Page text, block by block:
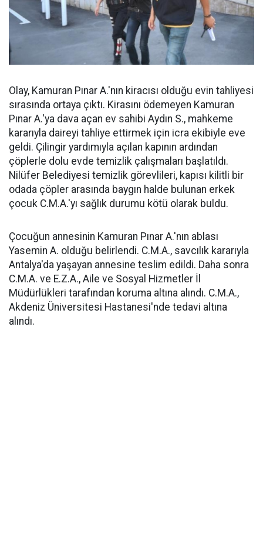
Olay, Kamuran Pınar A.'nın kiracısı olduğu evin tahliyesi
sırasında ortaya çıktı. Kirasını ödemeyen Kamuran
Pınar A.'ya dava açan ev sahibi Aydın S., mahkeme
kararıyla daireyi tahliye ettirmek için icra ekibiyle eve
geldi. Çilingir yardımıyla açılan kapının ardından
çöplerle dolu evde temizlik çalışmaları başlatıldı.
Nilüfer Belediyesi temizlik görevlileri, kapısı kilitli bir
odada çöpler arasında baygın halde bulunan erkek
çocuk C.M.A.'yı sağlık durumu kötü olarak buldu.
Çocuğun annesinin Kamuran Pınar A.'nın ablası
Yasemin A. olduğu belirlendi. C.M.A., savcılık kararıyla
Antalya'da yaşayan annesine teslim edildi. Daha sonra
C.M.A. ve E.Z.A., Aile ve Sosyal Hizmetler İl
Müdürlükleri tarafından koruma altına alındı. C.M.A.,
Akdeniz Üniversitesi Hastanesi'nde tedavi altına
alındı.